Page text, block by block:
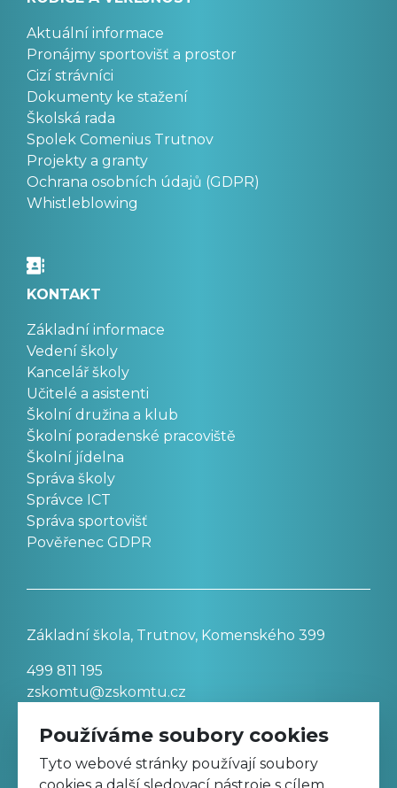
Aktuální informace
Pronájmy sportovišť a prostor
Cizí strávníci
Dokumenty ke stažení
Školská rada
Spolek Comenius Trutnov
Projekty a granty
Ochrana osobních údajů (GDPR)
Whistleblowing
KONTAKT
Základní informace
Vedení školy
Kancelář školy
Učitelé a asistenti
Školní družina a klub
Školní poradenské pracoviště
Školní jídelna
Správa školy
Správce ICT
Správa sportovišť
Pověřenec GDPR
Základní škola, Trutnov, Komenského 399
499 811 195
zskomtu@zskomtu.cz
Prohlášení o přístupnosti stránek
Používáme soubory cookies
Tyto webové stránky používají soubory